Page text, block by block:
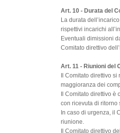
Art. 10 - Durata del
La durata
rispettivi incarichi
Eventuali dimissioni
Comitato direttivo
Art. 11 - Riunioni del
Il Comitato direttivo
maggioranza dei
Il Comitato direttivo
con ricevuta di
In caso di urgenza, il
riunione.
Il Comitato direttivo